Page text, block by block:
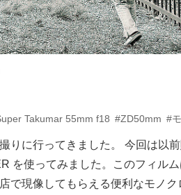
Takumar 55mm f18 #ZD50mm #
りに行ってきました。 今回は以
を使ってみました。このフィル
で現像してもらえる便利なモノク